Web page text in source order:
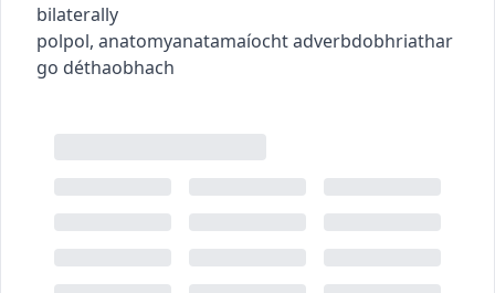
bilaterally
polpol, anatomyanatamaíochtadverbdobhriathar
go déthaobhach